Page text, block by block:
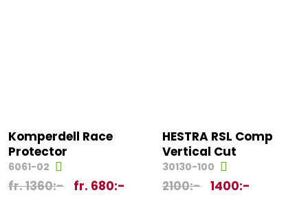
Komperdell Race
Protector
6061-02
fr.1360:- fr. 680:-
HESTRA RSL Comp
Vertical Cut
30130-100
2100:- 1400:-